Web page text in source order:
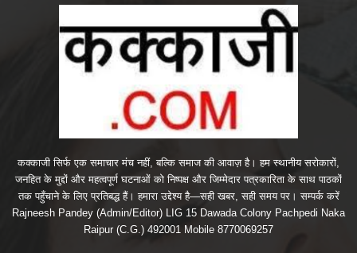
कक्काजी सिर्फ एक समाचार मंच नहीं, बल्कि समाज की आवाज़ है। हम स्थानीय सरोकारों,
जनहित के मुद्दों और महत्वपूर्ण घटनाओं को निष्पक्ष और जिम्मेदार पत्रकारिता के साथ पाठकों
तक पहुँचाने के लिए प्रतिबद्ध हैं। हमारा उद्देश्य है—सही खबर, सही समय पर। सम्पर्क करें
Rajneesh Pandey (Admin/Editor) LIG 15 Dawada Colony Pachpedi Naka
Raipur (C.G.) 492001 Mobile 8770069257